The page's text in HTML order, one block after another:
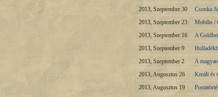
2013, Szeptember 30
Csonka
2013, Szeptember 23
Mobilis /
2013, Szeptember 16
A
2013, Szeptember 9
2013, Szeptember 2
A
2013, Augusztus 26
Kreált és
2013, Augusztus 19